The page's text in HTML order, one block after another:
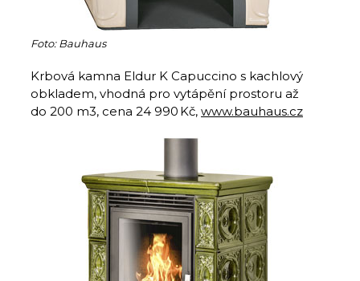
Foto: Bauhaus
Krbová kamna Eldur K Capuccino s kachlový
obkladem, vhodná pro vytápění prostoru až
do 200 m3, cena 24 990 Kč, www.bauhaus.cz